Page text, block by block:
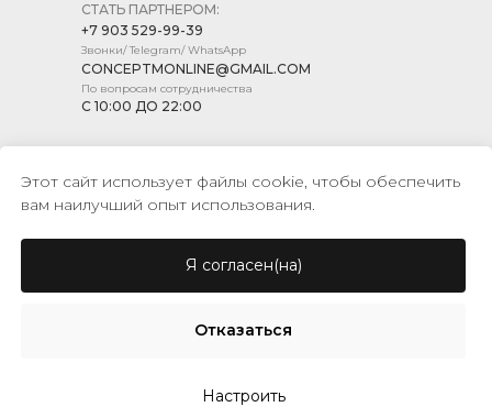
© CONCEPT MARKET, 2026
СТАТЬ ПАРТНЕРОМ:
+7 903 529-99-39
Звонки/ Telegram/ WhatsApp
CONCEPTMONLINE@GMAIL.COM
По вопросам сотрудничества
С 10:00 ДО 22:00
ПУБЛИЧНАЯ ОФЕРТА
Этот сайт использует файлы cookie, чтобы обеспечить
вам наилучший опыт использования.
Я согласен(на)
Отказаться
Настроить